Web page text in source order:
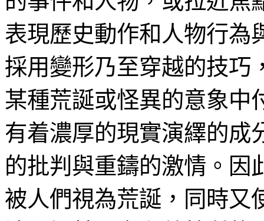
表現歷史動作和人物行為
採用變形乃至穿越的技巧
某種荒誕或怪異的意象中
有着濃厚的現實演繹的成
的批判與重鑄的激情。因
被人們視為荒誕，同時又